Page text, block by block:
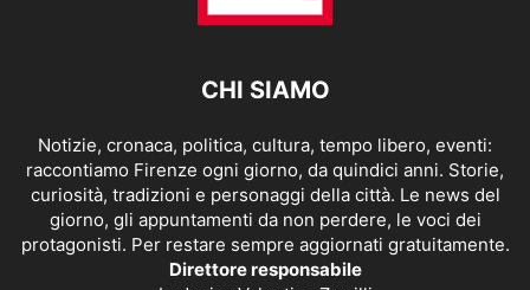
CHI SIAMO
Notizie, cronaca, politica, cultura, tempo libero, eventi:
raccontiamo Firenze ogni giorno, da quindici anni. Storie,
curiosità, tradizioni e personaggi della città. Le news del
giorno, gli appuntamenti da non perdere, le voci dei
protagonisti. Per restare sempre aggiornati gratuitamente.
Direttore responsabile